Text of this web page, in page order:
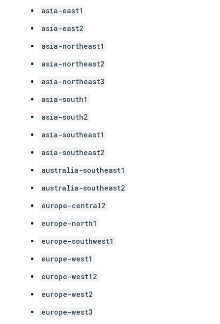
asia-east1
asia-east2
asia-northeast1
asia-northeast2
asia-northeast3
asia-south1
asia-south2
asia-southeast1
asia-southeast2
australia-southeast1
australia-southeast2
europe-central2
europe-north1
europe-southwest1
europe-west1
europe-west12
europe-west2
europe-west3